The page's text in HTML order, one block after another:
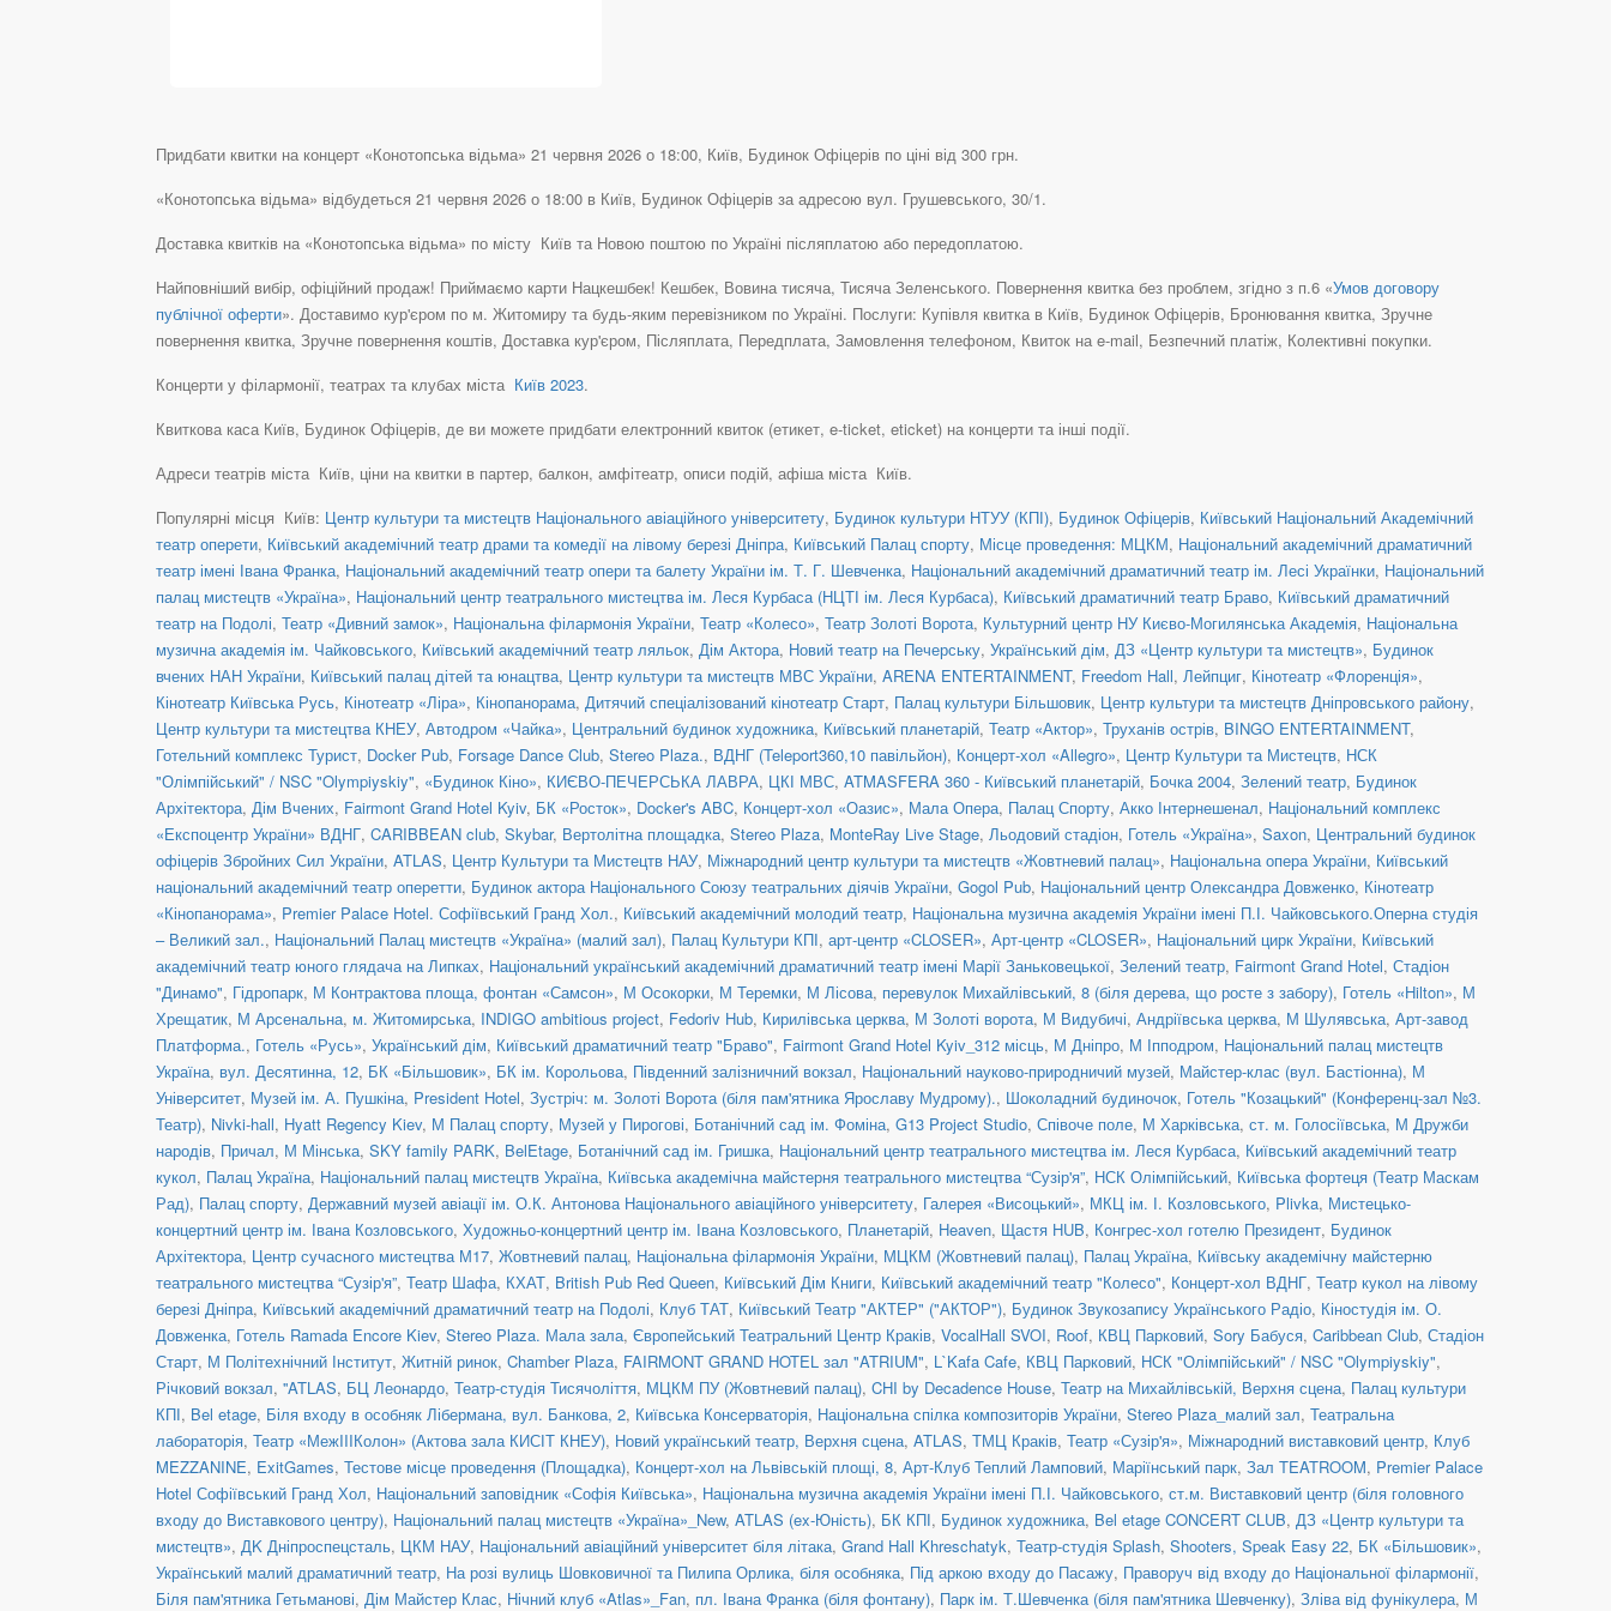
Придбати квитки на концерт «Конотопська відьма» 21 червня 2026 о 18:00, Київ, Будинок Офіцерів по ціні від 300 грн.
«Конотопська відьма» відбудеться 21 червня 2026 о 18:00 в Київ, Будинок Офіцерів за адресою вул. Грушевського, 30/1.
Доставка квитків на «Конотопська відьма» по місту Київ та Новою поштою по Україні післяплатою або передоплатою.
Найповніший вибір, офіційний продаж! Приймаємо карти Нацкешбек! Кешбек, Вовина тисяча, Тисяча Зеленського. Повернення квитка без проблем, згідно з п.6 «Умов договору
публічної оферти». Доставимо кур'єром по м. Житомиру та будь-яким перевізником по Україні. Послуги: Купівля квитка в Київ, Будинок Офіцерів, Бронювання квитка, Зручне
повернення квитка, Зручне повернення коштів, Доставка кур'єром, Післяплата, Передплата, Замовлення телефоном, Квиток на e-mail, Безпечний платіж, Колективні покупки.
Концерти у філармонії, театрах та клубах міста Київ 2023.
Квиткова каса Київ, Будинок Офіцерів, де ви можете придбати електронний квиток (етикет, e-ticket, eticket) на концерти та інші події.
Адреси театрів міста Київ, ціни на квитки в партер, балкон, амфітеатр, описи подій, афіша міста Київ.
Популярні місця Київ: Центр культури та мистецтв Національного авіаційного університету, Будинок культури НТУУ (КПІ), Будинок Офіцерів, Київський Національний Академічний
театр оперети, Київський академічний театр драми та комедії на лівому березі Дніпра, Київський Палац спорту, Місце проведення: МЦКМ, Національний академічний драматичний
театр імені Івана Франка, Національний академічний театр опери та балету України ім. Т. Г. Шевченка, Національний академічний драматичний театр ім. Лесі Українки, Національний
палац мистецтв «Україна», Національний центр театрального мистецтва ім. Леся Курбаса (НЦТІ ім. Леся Курбаса), Київський драматичний театр Браво, Київський драматичний
театр на Подолі, Театр «Дивний замок», Національна філармонія України, Театр «Колесо», Театр Золоті Ворота, Культурний центр НУ Києво-Могилянська Академія, Національна
музична академія ім. Чайковського, Київський академічний театр ляльок, Дім Актора, Новий театр на Печерську, Український дім, ДЗ «Центр культури та мистецтв», Будинок
вчених НАН України, Київський палац дітей та юнацтва, Центр культури та мистецтв МВС України, ARENA ENTERTAINMENT, Freedom Hall, Лейпциг, Кінотеатр «Флоренція»,
Кінотеатр Київська Русь, Кінотеатр «Ліра», Кінопанорама, Дитячий спеціалізований кінотеатр Старт, Палац культури Більшовик, Центр культури та мистецтв Дніпровського району,
Центр культури та мистецтва КНЕУ, Автодром «Чайка», Центральний будинок художника, Київський планетарій, Театр «Актор», Труханів острів, BINGO ENTERTAINMENT,
Готельний комплекс Турист, Docker Pub, Forsage Dance Club, Stereo Plaza., ВДНГ (Teleport360,10 павільйон), Концерт-хол «Allegro», Центр Культури та Мистецтв, НСК
"Олімпійський" / NSC "Olympiyskiy", «Будинок Кіно», КИЄВО-ПЕЧЕРСЬКА ЛАВРА, ЦКІ МВС, ATMASFERA 360 - Київський планетарій, Бочка 2004, Зелений театр, Будинок
Архітектора, Дім Вчених, Fairmont Grand Hotel Kyiv, БК «Росток», Docker's ABC, Концерт-хол «Оазис», Мала Опера, Палац Спорту, Акко Інтернешенал, Національний комплекс
«Експоцентр України» ВДНГ, CARIBBEAN club, Skybar, Вертолітна площадка, Stereo Plaza, MonteRay Live Stage, Льодовий стадіон, Готель «Україна», Saxon, Центральний будинок
офіцерів Збройних Сил України, ATLAS, Центр Культури та Мистецтв НАУ, Міжнародний центр культури та мистецтв «Жовтневий палац», Національна опера України, Київський
національний академічний театр оперетти, Будинок актора Національного Союзу театральних діячів України, Gogol Pub, Національний центр Олександра Довженко, Кінотеатр
«Кінопанорама», Premier Palace Hotel. Софіївський Гранд Хол., Київський академічний молодий театр, Національна музична академія України імені П.І. Чайковського.Оперна студія
– Великий зал., Національний Палац мистецтв «Україна» (малий зал), Палац Культури КПІ, арт-центр «CLOSER», Арт-центр «CLOSER», Національний цирк України, Київський
академічний театр юного глядача на Липках, Національний український академічний драматичний театр імені Марії Заньковецької, Зелений театр, Fairmont Grand Hotel, Стадіон
"Динамо", Гідропарк, М Контрактова площа, фонтан «Самсон», М Осокорки, М Теремки, М Лісова, перевулок Михайлівський, 8 (біля дерева, що росте з забору), Готель «Hilton», М
Хрещатик, М Арсенальна, м. Житомирська, INDIGO ambitious project, Fedoriv Hub, Кирилівська церква, М Золоті ворота, М Видубичі, Андріївська церква, М Шулявська, Арт-завод
Платформа., Готель «Русь», Український дім, Київський драматичний театр "Браво", Fairmont Grand Hotel Kyiv_312 місць, М Дніпро, М Іпподром, Національний палац мистецтв
Україна, вул. Десятинна, 12, БК «Більшовик», БК ім. Корольова, Південний залізничний вокзал, Національний науково-природничий музей, Майстер-клас (вул. Бастіонна), М
Університет, Музей ім. А. Пушкіна, President Hotel, Зустріч: м. Золоті Ворота (біля пам'ятника Ярославу Мудрому)., Шоколадний будиночок, Готель "Козацький" (Конференц-зал №3.
Театр), Nivki-hall, Hyatt Regency Kiev, М Палац спорту, Музей у Пирогові, Ботанічний сад ім. Фоміна, G13 Project Studio, Співоче поле, М Харківська, ст. м. Голосіївська, М Дружби
народів, Причал, М Мінська, SKY family PARK, BelEtage, Ботанічний сад ім. Гришка, Національний центр театрального мистецтва ім. Леся Курбаса, Київський академічний театр
кукол, Палац Україна, Національний палац мистецтв Україна, Київська академічна майстерня театрального мистецтва “Сузір'я”, НСК Олімпійський, Київська фортеця (Театр Маскам
Рад), Палац спорту, Державний музей авіації ім. О.К. Антонова Національного авіаційного університету, Галерея «Висоцький», МКЦ ім. І. Козловського, Plivka, Мистецько-
концертний центр ім. Івана Козловського, Художньо-концертний центр ім. Івана Козловського, Планетарій, Heaven, Щастя HUB, Конгрес-хол готелю Президент, Будинок
Архітектора, Центр сучасного мистецтва М17, Жовтневий палац, Національна філармонія України, МЦКМ (Жовтневий палац), Палац Україна, Київську академічну майстерню
театрального мистецтва “Сузір'я”, Театр Шафа, КХАТ, British Pub Red Queen, Київський Дім Книги, Київський академічний театр "Колесо", Концерт-хол ВДНГ, Театр кукол на лівому
березі Дніпра, Київський академічний драматичний театр на Подолі, Клуб ТАТ, Київський Театр "АКТЕР" ("АКТОР"), Будинок Звукозапису Українського Радіо, Кіностудія ім. О.
Довженка, Готель Ramada Encore Kiev, Stereo Plaza. Мала зала, Європейський Театральний Центр Краків, VocalHall SVOI, Roof, КВЦ Парковий, Sory Бабуся, Caribbean Club, Стадіон
Старт, М Політехнічний Інститут, Житній ринок, Chamber Plaza, FAIRMONT GRAND HOTEL зал "ATRIUM", L`Kafa Cafe, КВЦ Парковий, НСК "Олімпійський" / NSC "Olympiyskiy",
Річковий вокзал, ''ATLAS, БЦ Леонардо, Театр-студія Тисячоліття, МЦКМ ПУ (Жовтневий палац), CHI by Decadence House, Театр на Михайлівській, Верхня сцена, Палац культури
КПІ, Bel etage, Біля входу в особняк Лібермана, вул. Банкова, 2, Київська Консерваторія, Національна спілка композиторів України, Stereo Plaza_малий зал, Театральна
лабораторія, Театр «МежIIIКолон» (Актова зала КИСІТ КНЕУ), Новий український театр, Верхня сцена, ATLAS, ТМЦ Краків, Театр «Сузір'я», Міжнародний виставковий центр, Клуб
MEZZANINE, ExitGames, Тестове місце проведення (Площадка), Концерт-хол на Львівській площі, 8, Арт-Клуб Теплий Ламповий, Маріїнський парк, Зал TEATROOM, Premier Palace
Hotel Софіївський Гранд Хол, Національний заповідник «Софія Київська», Національна музична академія України імені П.І. Чайковського, ст.м. Виставковий центр (біля головного
входу до Виставкового центру), Національний палац мистецтв «Україна»_New, ATLAS (ex-Юність), БК КПІ, Будинок художника, Bel etage CONCERT CLUB, ДЗ «Центр культури та
мистецтв», ДK Дніпроспецсталь, ЦКМ НАУ, Національний авіаційний університет біля літака, Grand Hall Khreschatyk, Театр-студія Splash, Shooters, Speak Easy 22, БК «Більшовик»,
Український малий драматичний театр, На розі вулиць Шовковичної та Пилипа Орлика, біля особняка, Під аркою входу до Пасажу, Праворуч від входу до Національної філармонії,
Біля пам'ятника Гетьманові, Дім Майстер Клас, Нічний клуб «Atlas»_Fan, пл. Івана Франка (біля фонтану), Парк ім. Т.Шевченка (біля пам'ятника Шевченку), Зліва від фунікулера, М